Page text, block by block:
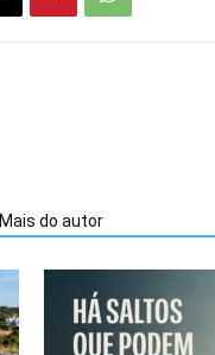
Mais do autor